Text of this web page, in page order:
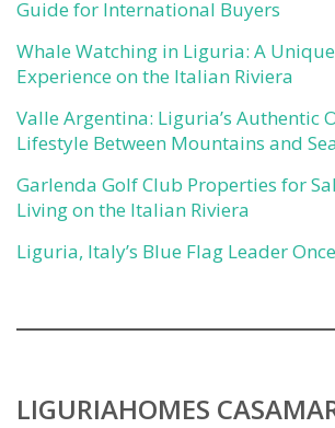
Guide for International Buyers
Whale Watching in Liguria: A
Experience on the Italian Riviera
Valle Argentina: Liguria’s Authentic
Lifestyle Between Mountains and
Garlenda Golf Club Properties for
Living on the Italian Riviera
Liguria, Italy’s Blue Flag Leader
LIGURIAHOMES